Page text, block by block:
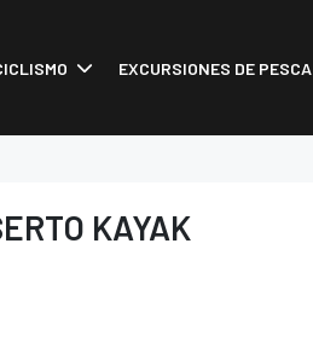
EXCURSIONES DE PESCA
KAYAK